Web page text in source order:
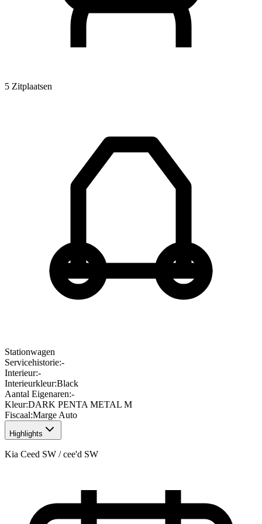
5 Zitplaatsen
Stationwagen
Servicehistorie:-
Interieur:-
Interieurkleur:Black
Aantal Eigenaren:-
Kleur:DARK PENTA METAL M
Fiscaal:Marge Auto
Highlights
Kia Ceed SW / cee'd SW